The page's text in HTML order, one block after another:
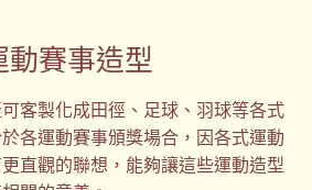
賽事造型
客製化成田徑、足球、羽球等各式
各運動賽事頒獎場合，因各式運動
直觀的聯想，能夠讓這些運動造型